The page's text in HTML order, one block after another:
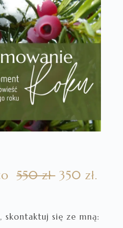
to550 zł350 zł.
skontaktuj się ze mną: